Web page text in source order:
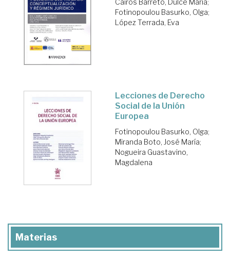
Cairós Barreto, Dulce María;
Fotinopoulou Basurko, Olga;
López Terrada, Eva
Lecciones de Derecho
Social de la Unión
Europea
Fotinopoulou Basurko, Olga;
Miranda Boto, José María;
Nogueira Guastavino,
Magdalena
Materias